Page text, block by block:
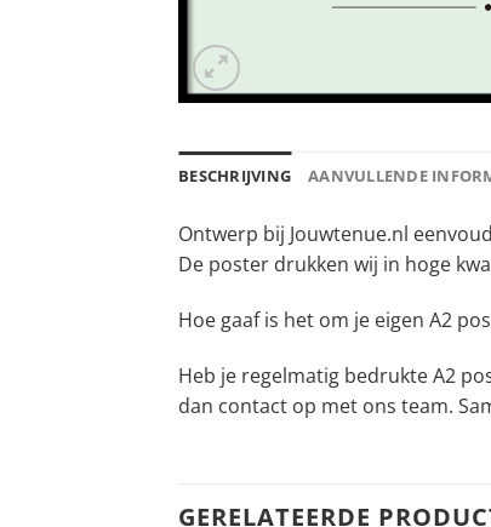
BESCHRIJVING AANVULLENDE
Ontwerp bij Jouwtenue.nl
De poster drukken wij in hoge
Hoe gaaf is het om je eigen A2
Heb je regelmatig bedrukte A2
dan contact op met ons team.
GERELATEERDE